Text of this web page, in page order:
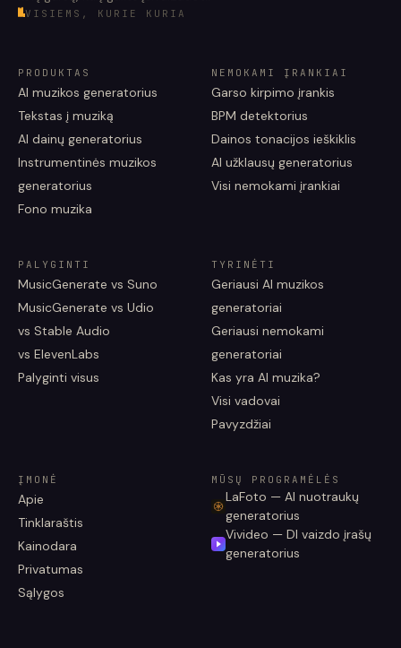
VISIEMS, KURIE KURIA
PRODUKTAS
AI muzikos generatorius
Tekstas į muziką
AI dainų generatorius
Instrumentinės muzikos
generatorius
Fono muzika
NEMOKAMI ĮRANKIAI
Garso kirpimo įrankis
BPM detektorius
Dainos tonacijos ieškiklis
AI užklausų generatorius
Visi nemokami įrankiai
PALYGINTI
MusicGenerate vs Suno
MusicGenerate vs Udio
vs Stable Audio
vs ElevenLabs
Palyginti visus
TYRINĖTI
Geriausi AI muzikos
generatoriai
Geriausi nemokami
generatoriai
Kas yra AI muzika?
Visi vadovai
Pavyzdžiai
ĮMONĖ
Apie
Tinklaraštis
Kainodara
Privatumas
Sąlygos
MŪSŲ PROGRAMĖLĖS
LaFoto — AI nuotraukų
generatorius
Vivideo — DI vaizdo įrašų
generatorius